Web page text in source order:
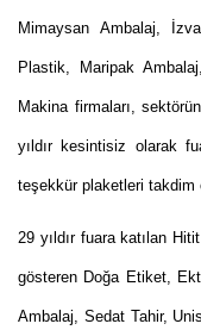
Mimaysan Ambalaj,
Plastik, Maripak
Makina firmaları,
yıldır kesintisiz olarak
teşekkür plaketleri takdim
29 yıldır fuara katılan
gösteren Doğa Etiket,
Ambalaj, Sedat Tahir,